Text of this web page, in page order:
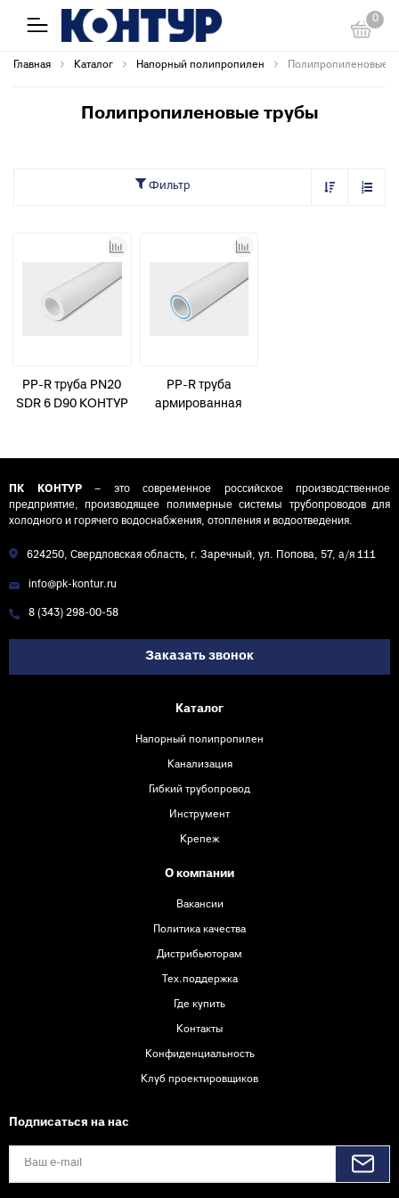
0
Главная Каталог Напорный полипропилен Полипропиленовые
Полипропиленовые трубы
Фильтр
PP-R труба PN20
SDR 6 D90 КОНТУР
PP-R труба
армированная
КОНТУР
ПК КОНТУР– это современное российское производственное
предприятие, производящее полимерные системы трубопроводов для
холодного и горячего водоснабжения, отопления и водоотведения.
624250, Свердловская область, г. Заречный, ул. Попова, 57, а/я 111
info@pk-kontur.ru
8 (343) 298-00-58
Заказать звонок
Каталог
Напорный полипропилен
Канализация
Гибкий трубопровод
Инструмент
Крепеж
О компании
Вакансии
Политика качества
Дистрибьюторам
Тех.поддержка
Где купить
Контакты
Конфиденциальность
Клуб проектировщиков
Подписаться на нас